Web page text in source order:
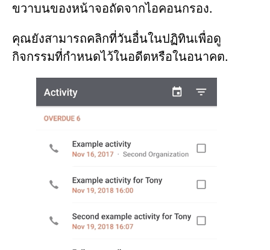
ขวาบนของหน้าจอถัดจากไอคอนกรอง.
คุณยังสามารถคลิกที่วันอื่นในปฏิทินเพื่อดู
กิจกรรมที่กำหนดไว้ในอดีตหรือในอนาคต.